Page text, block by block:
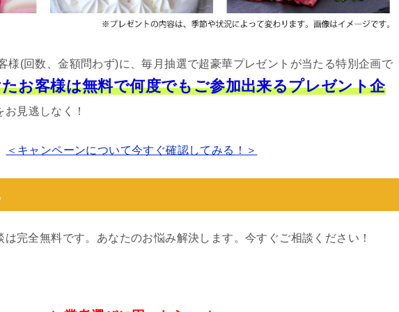
様(回数、金額問わず)に、毎月抽選で超豪華プレゼントが当たる特別企画で
お客様は無料で何度でもご参加出来るプレゼント企
見逃しなく！
＜キャンペーンについて今すぐ確認してみる！＞
完全無料です。あなたのお悩み解決します。今すぐご相談ください！